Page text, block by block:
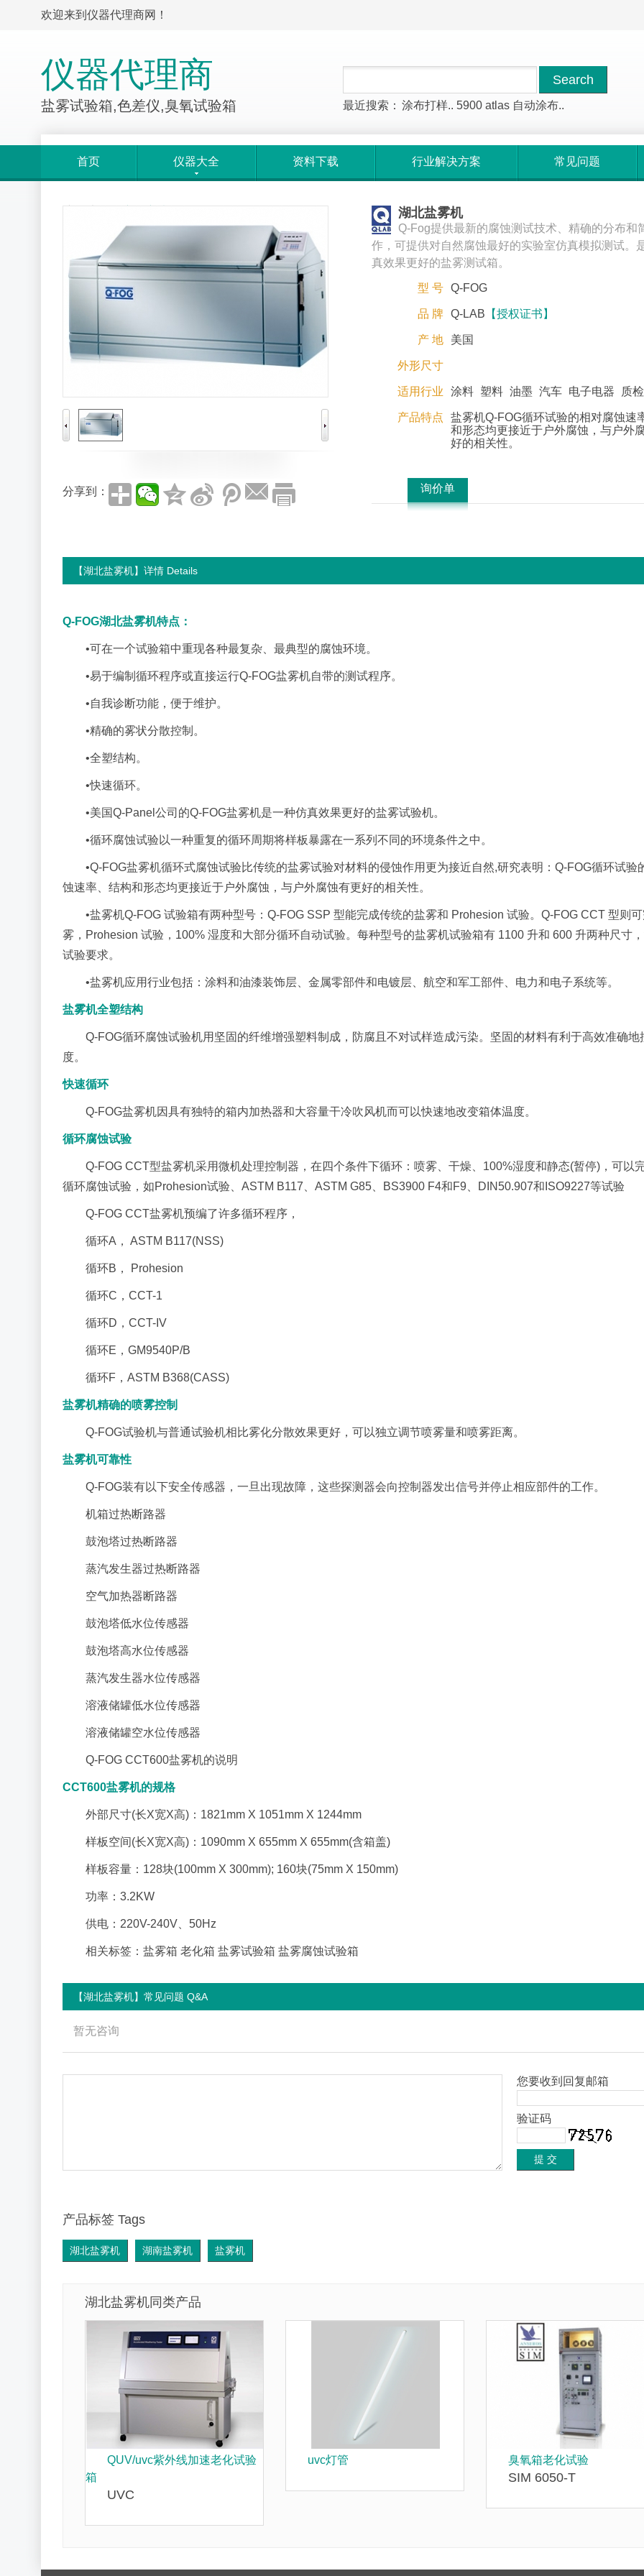
欢迎来到仪器代理商网！
仪器代理商
盐雾试验箱,色差仪,臭氧试验箱 最近搜索： 涂布打样.. 5900 atlas 自动涂布..
首页 仪器大全 资料下载 行业解决方案 常见问题
分享到：
湖北盐雾机
Q-Fog提供最新的腐蚀测试技术、精确的分布和
作，可提供对自然腐蚀最好的实验室仿真模拟测试。
真效果更好的盐雾测试箱。
型 号 Q-FOG
品 牌 Q-LAB 【授权证书】
产 地 美国
外形尺寸
适用行业 涂料 塑料 油墨 汽车 电子电器 质检
产品特点
盐雾机Q-FOG循环试验的相对腐蚀速
和形态均更接近于户外腐蚀，与户外
好的相关性。
询价单
【湖北盐雾机】详情 Details
Q-FOG湖北盐雾机特点：
•可在一个试验箱中重现各种最复杂、最典型的腐蚀环境。
•易于编制循环程序或直接运行Q-FOG盐雾机自带的测试程序。
•自我诊断功能，便于维护。
•精确的雾状分散控制。
•全塑结构。
•快速循环。
•美国Q-Panel公司的Q-FOG盐雾机是一种仿真效果更好的盐雾试验机。
•循环腐蚀试验以一种重复的循环周期将样板暴露在一系列不同的环境条件之中。
•Q-FOG盐雾机循环式腐蚀试验比传统的盐雾试验对材料的侵蚀作用更为接近自然,研究表明：Q-FOG循环试验
蚀速率、结构和形态均更接近于户外腐蚀，与户外腐蚀有更好的相关性。
•盐雾机Q-FOG 试验箱有两种型号：Q-FOG SSP 型能完成传统的盐雾和 Prohesion 试验。Q-FOG CCT 型则
雾，Prohesion 试验，100% 湿度和大部分循环自动试验。每种型号的盐雾机试验箱有 1100 升和 600 升两种尺寸
试验要求。
•盐雾机应用行业包括：涂料和油漆装饰层、金属零部件和电镀层、航空和军工部件、电力和电子系统等。
盐雾机全塑结构
Q-FOG循环腐蚀试验机用坚固的纤维增强塑料制成，防腐且不对试样造成污染。坚固的材料有利于高效准确地
度。
快速循环
Q-FOG盐雾机因具有独特的箱内加热器和大容量干冷吹风机而可以快速地改变箱体温度。
循环腐蚀试验
Q-FOG CCT型盐雾机采用微机处理控制器，在四个条件下循环：喷雾、干燥、100%湿度和静态(暂停)，可以
循环腐蚀试验，如Prohesion试验、ASTM B117、ASTM G85、BS3900 F4和F9、DIN50.907和ISO9227等试验
Q-FOG CCT盐雾机预编了许多循环程序，
循环A， ASTM B117(NSS)
循环B， Prohesion
循环C，CCT-1
循环D，CCT-IV
循环E，GM9540P/B
循环F，ASTM B368(CASS)
盐雾机精确的喷雾控制
Q-FOG试验机与普通试验机相比雾化分散效果更好，可以独立调节喷雾量和喷雾距离。
盐雾机可靠性
Q-FOG装有以下安全传感器，一旦出现故障，这些探测器会向控制器发出信号并停止相应部件的工作。
机箱过热断路器
鼓泡塔过热断路器
蒸汽发生器过热断路器
空气加热器断路器
鼓泡塔低水位传感器
鼓泡塔高水位传感器
蒸汽发生器水位传感器
溶液储罐低水位传感器
溶液储罐空水位传感器
Q-FOG CCT600盐雾机的说明
CCT600盐雾机的规格
外部尺寸(长X宽X高)：1821mm X 1051mm X 1244mm
样板空间(长X宽X高)：1090mm X 655mm X 655mm(含箱盖)
样板容量：128块(100mm X 300mm); 160块(75mm X 150mm)
功率：3.2KW
供电：220V-240V、50Hz
相关标签：盐雾箱 老化箱 盐雾试验箱 盐雾腐蚀试验箱
【湖北盐雾机】常见问题 Q&A
暂无咨询
您要收到回复邮箱
验证码
产品标签 Tags
湖北盐雾机 湖南盐雾机 盐雾机
湖北盐雾机同类产品
QUV/uvc紫外线加速老化试验
箱
UVC
uvc灯管 臭氧箱老化试验
SIM 6050-T